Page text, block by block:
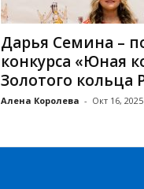
Дарья Семина –
конкурса «Юная
Золотого кольца
Алена Королева - Окт 16, 2025